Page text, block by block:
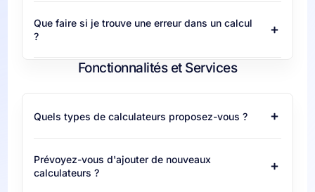
Que faire si je trouve une erreur dans un calcul
?
Fonctionnalités et Services
Quels types de calculateurs proposez-vous ?
Prévoyez-vous d'ajouter de nouveaux
calculateurs ?